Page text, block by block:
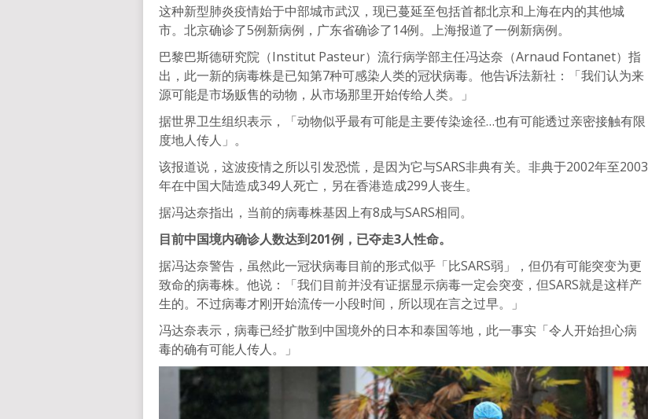
这种新型肺炎疫情始于中部城市武汉，现已蔓延至包括首都北京和上海在内的其他城
市。北京确诊了5例新病例，广东省确诊了14例。上海报道了一例新病例。
巴黎巴斯德研究院（Institut Pasteur）流行病学部主任冯达奈（Arnaud Fontanet）指
出，此一新的病毒株是已知第7种可感染人类的冠状病毒。他告诉法新社：「我们认为来
源可能是市场贩售的动物，从市场那里开始传给人类。」
据世界卫生组织表示，「动物似乎最有可能是主要传染途径…也有可能透过亲密接触有限
度地人传人」。
该报道说，这波疫情之所以引发恐慌，是因为它与SARS非典有关。非典于2002年至2003
年在中国大陆造成349人死亡，另在香港造成299人丧生。
据冯达奈指出，当前的病毒株基因上有8成与SARS相同。
目前中国境内确诊人数达到201例，已夺走3人性命。
据冯达奈警告，虽然此一冠状病毒目前的形式似乎「比SARS弱」，但仍有可能突变为更
致命的病毒株。他说：「我们目前并没有证据显示病毒一定会突变，但SARS就是这样产
生的。不过病毒才刚开始流传一小段时间，所以现在言之过早。」
冯达奈表示，病毒已经扩散到中国境外的日本和泰国等地，此一事实「令人开始担心病
毒的确有可能人传人。」